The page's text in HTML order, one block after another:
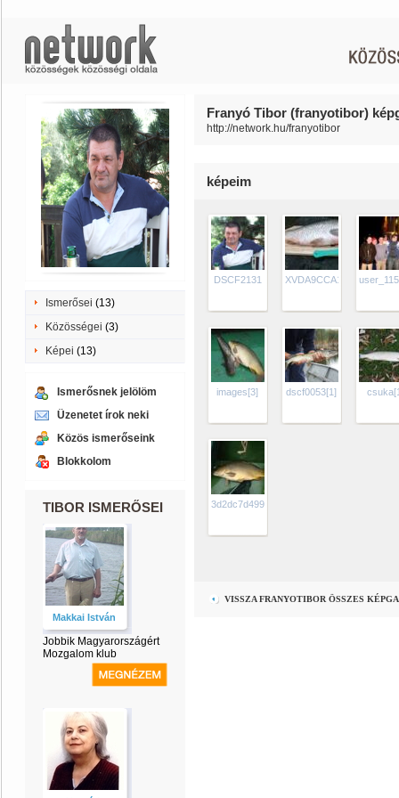
Ismerősei (13)
Közösségei (3)
Képei (13)
Ismerősnek jelölöm
Üzenetet írok neki
Közös ismerőseink
Blokkolom
TIBOR ISMERŐSEI
Makkai István
Jobbik Magyarországért
Mozgalom klub
Franyó Tibor (franyotibor)
http://network.hu/franyotibor
képeim
DSCF2131
images[3] dscf0053[1]
VISSZA FRANYOTIBOR ÖSSZES